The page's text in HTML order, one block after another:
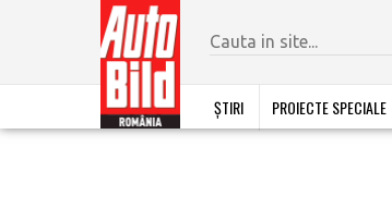
ȘTIRI PROIECTE SPECIALE